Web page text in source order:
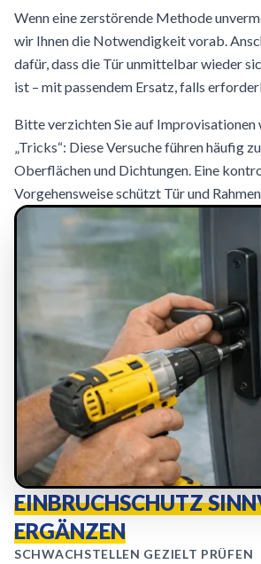
Wenn eine zerstörende Methode
wir Ihnen die Notwendigkeit vorab.
dafür, dass die Tür unmittelbar wieder
ist – mit passendem Ersatz, falls
Bitte verzichten Sie auf Improvisationen
„Tricks“: Diese Versuche führen häufig
Oberflächen und Dichtungen. Eine
Vorgehensweise schützt Tür und
EINBRUCHSCHUTZ
ERGÄNZEN
SCHWACHSTELLEN GEZIELT PRÜFEN